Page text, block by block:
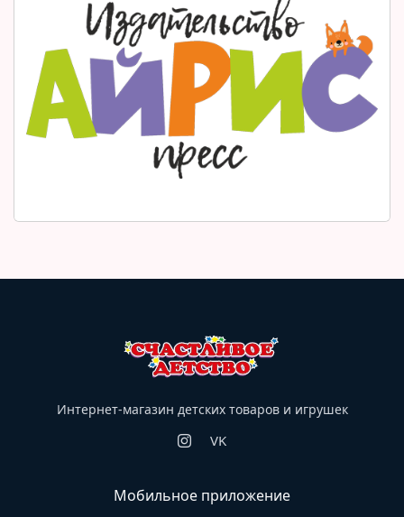
Интернет-магазин детских товаров и игрушек
VK
Мобильное приложение